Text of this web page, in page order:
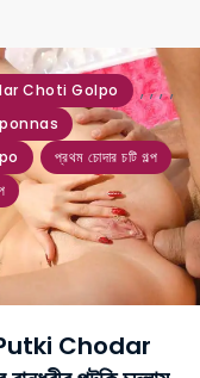
Choti Golpo ,,,
প্রথম চোদার চটি গল্প
,
Chodar